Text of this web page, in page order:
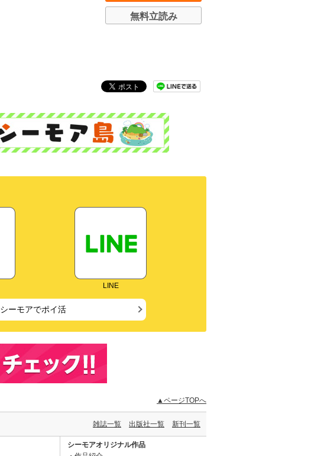
無料立読み
LINE
シーモアでポイ活
▲ページTOPへ
雑誌一覧 出版社一覧 新刊一覧
シーモアオリジナル作品